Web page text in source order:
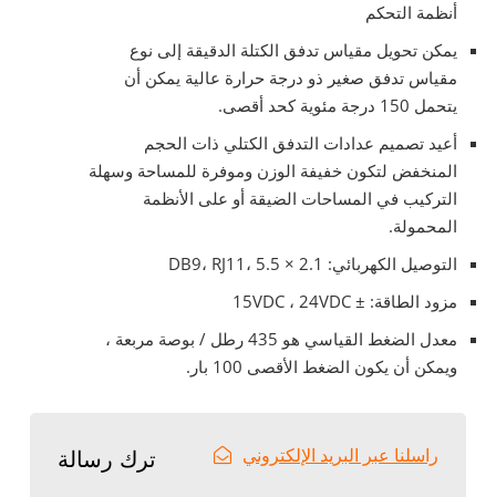
أنظمة التحكم
يمكن تحويل مقياس تدفق الكتلة الدقيقة إلى نوع
مقياس تدفق صغير ذو درجة حرارة عالية يمكن أن
يتحمل 150 درجة مئوية كحد أقصى.
أعيد تصميم عدادات التدفق الكتلي ذات الحجم
المنخفض لتكون خفيفة الوزن وموفرة للمساحة وسهلة
التركيب في المساحات الضيقة أو على الأنظمة
المحمولة.
التوصيل الكهربائي: DB9، RJ11، 5.5 × 2.1
مزود الطاقة: ± 15VDC ، 24VDC
معدل الضغط القياسي هو 435 رطل / بوصة مربعة ،
ويمكن أن يكون الضغط الأقصى 100 بار.
ترك رسالة راسلنا عبر البريد الإلكتروني